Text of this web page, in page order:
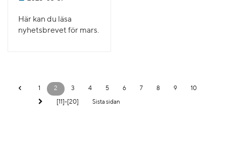
Här kan du läsa
nyhetsbrevet för mars.
1 2 3 4 5 6 7 8 9 10
[11]-[20] Sista sidan